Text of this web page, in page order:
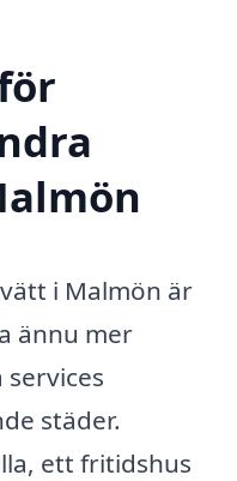
i Malmön är
ännu mer
städer.
ett fritidshus